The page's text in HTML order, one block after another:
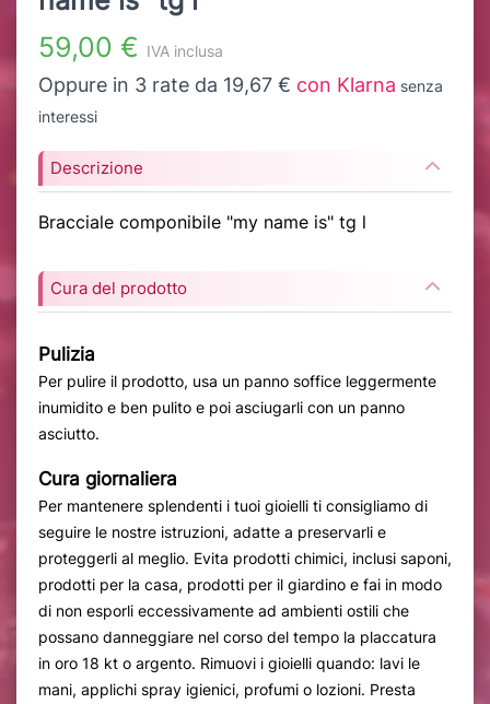
59,00 € IVA inclusa
Oppure in 3 rate da 19,67 € con Klarna senza
interessi
Descrizione
Bracciale componibile "my name is" tg l
Cura del prodotto
Pulizia
Per pulire il prodotto, usa un panno soffice leggermente
inumidito e ben pulito e poi asciugarli con un panno
asciutto.
Cura giornaliera
Per mantenere splendenti i tuoi gioielli ti consigliamo di
seguire le nostre istruzioni, adatte a preservarli e
proteggerli al meglio. Evita prodotti chimici, inclusi saponi,
prodotti per la casa, prodotti per il giardino e fai in modo
di non esporli eccessivamente ad ambienti ostili che
possano danneggiare nel corso del tempo la placcatura
in oro 18 kt o argento. Rimuovi i gioielli quando: lavi le
mani, applichi spray igienici, profumi o lozioni. Presta